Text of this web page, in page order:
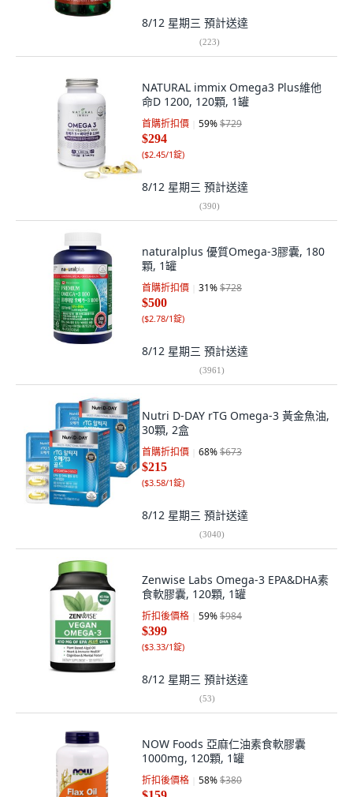
8/12 星期三 預計送達
(223)
NATURAL immix Omega3 Plus維他
命D 1200, 120顆, 1罐
首購折扣價 59%$729
$294
($2.45/1錠)
8/12 星期三 預計送達
(390)
naturalplus 優質Omega-3膠囊, 180
顆, 1罐
首購折扣價 31%$728
$500
($2.78/1錠)
8/12 星期三 預計送達
(3961)
Nutri D-DAY rTG Omega-3 黃金魚油,
30顆, 2盒
首購折扣價 68%$673
$215
($3.58/1錠)
8/12 星期三 預計送達
(3040)
Zenwise Labs Omega-3 EPA&DHA素
食軟膠囊, 120顆, 1罐
折扣後價格 59%$984
$399
($3.33/1錠)
8/12 星期三 預計送達
(53)
NOW Foods 亞麻仁油素食軟膠囊
1000mg, 120顆, 1罐
折扣後價格 58%$380